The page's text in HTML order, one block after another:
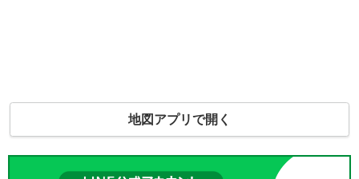
地図アプリで開く